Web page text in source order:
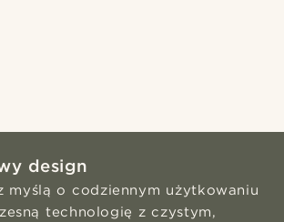
design
myślą o codziennym użytkowaniu
technologię z czystym,